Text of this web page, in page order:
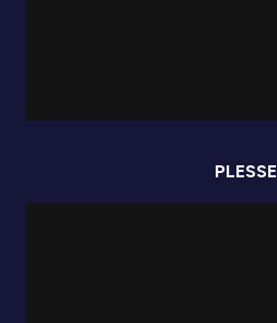
PLESSE